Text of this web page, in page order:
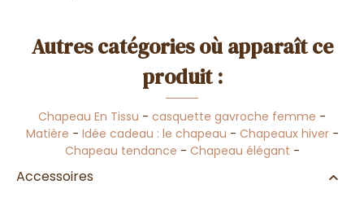
Autres catégories où apparaît ce
produit :
Chapeau En Tissu - casquette gavroche femme -
Matière - Idée cadeau : le chapeau - Chapeaux hiver-
Chapeau tendance - Chapeau élégant -
Accessoires